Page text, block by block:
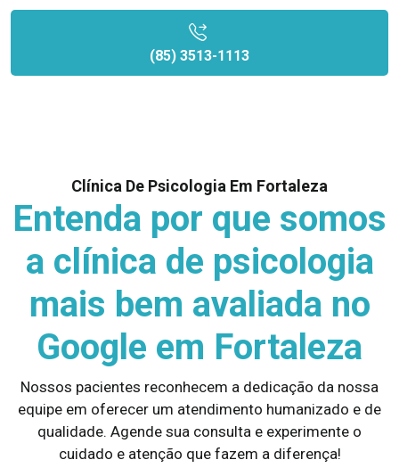
(85) 3513-1113
Clínica De Psicologia Em Fortaleza
Entenda por que somos
a clínica de psicologia
mais bem avaliada no
Google em Fortaleza
Nossos pacientes reconhecem a dedicação da nossa
equipe em oferecer um atendimento humanizado e de
qualidade. Agende sua consulta e experimente o
cuidado e atenção que fazem a diferença!